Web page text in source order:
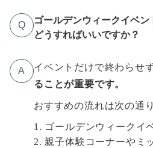
Q
ゴールデンウィークイベ
どうすればいいですか？
A イベントだけで終わらせ
ることが重要です。
おすすめの流れは次の通
ゴールデンウィークイ
親子体験コーナーやミ